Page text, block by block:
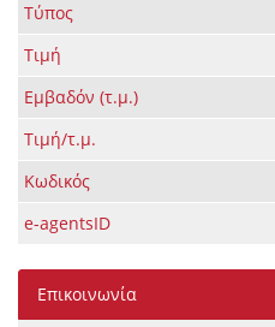
Τύπος
Τιμή
Εμβαδόν (τ.μ.)
Τιμή/τ.μ.
Κωδικός
e-agentsID
Επικοινωνία